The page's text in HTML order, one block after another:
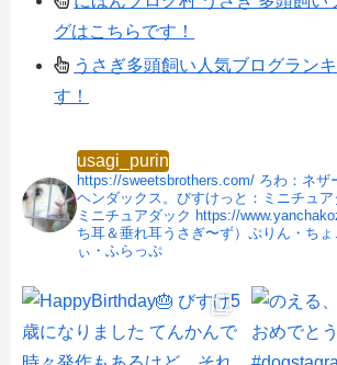
グはこちらです！
うさぎ多頭飼い人気ブログラン
す！
usagi_purin
https://sweetsbrothers.com/ ろわ：ネザ
ヘンダックス。びすけっと：ミニチュア
ミニチュアダック https://
ち耳＆垂れ耳うさぎ〜ず）ぷりん・ち
ぃ・ふらっぷ